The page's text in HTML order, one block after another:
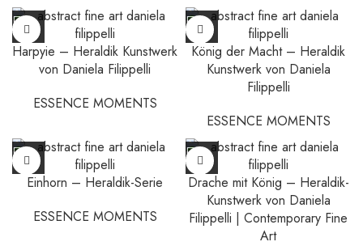
Harpyie – Heraldik Kunstwerk
von Daniela Filippelli
ESSENCE MOMENTS
König der Macht – Heraldik
Kunstwerk von Daniela
Filippelli
ESSENCE MOMENTS
Einhorn – Heraldik-Serie
ESSENCE MOMENTS
Drache mit König – Heraldik-
Kunstwerk von Daniela
Filippelli | Contemporary Fine
Art